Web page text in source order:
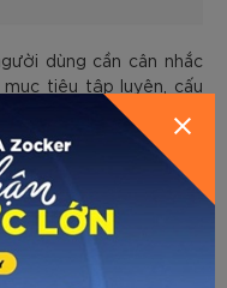
dùng cần cân nhắc
tiêu tập luyện, cấu
thiết. Thêm vào đó,
trọng để đảm bảo
chú ý trong công nghệ
trội, công nghệ này
ngành công nghiệp thể
lợi ích của mút ZoomX,